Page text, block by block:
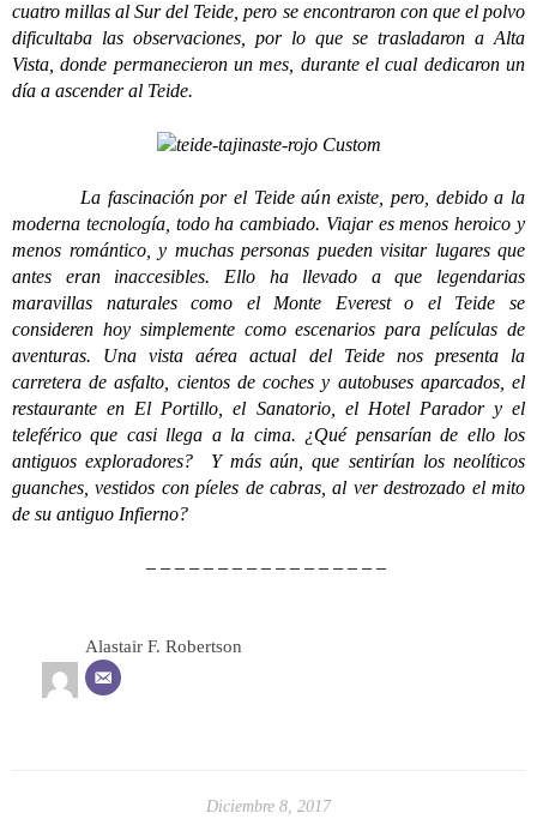
cuatro millas al Sur del Teide, pero se encontraron con que el polvo
dificultaba las observaciones, por lo que se trasladaron a Alta
Vista, donde permanecieron un mes, durante el cual dedicaron un
día a ascender al Teide.
La fascinación por el Teide aún existe, pero, debido a la
moderna tecnología, todo ha cambiado. Viajar es menos heroico y
menos romántico, y muchas personas pueden visitar lugares que
antes eran inaccesibles. Ello ha llevado a que legendarias
maravillas naturales como el Monte Everest o el Teide se
consideren hoy simplemente como escenarios para películas de
aventuras. Una vista aérea actual del Teide nos presenta la
carretera de asfalto, cientos de coches y autobuses aparcados, el
restaurante en El Portillo, el Sanatorio, el Hotel Parador y el
teleférico que casi llega a la cima. ¿Qué pensarían de ello los
antiguos exploradores? Y más aún, que sentirían los neolíticos
guanches, vestidos con píeles de cabras, al ver destrozado el mito
de su antiguo Infierno?
– – – – – – – – – – – – – – – – –
Alastair F. Robertson
Diciembre 8, 2017